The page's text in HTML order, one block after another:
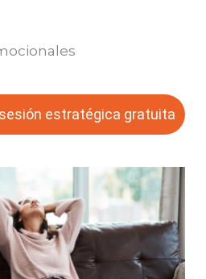
estratégica gratuita